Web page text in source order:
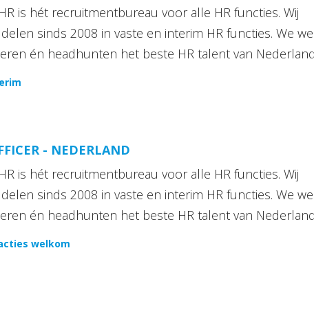
is hét recruitmentbureau voor alle HR functies. Wij
sinds 2008 in vaste en interim HR functies. We
én headhunten het beste HR talent van
- NEDERLAND
is hét recruitmentbureau voor alle HR functies. Wij
sinds 2008 in vaste en interim HR functies. We
én headhunten het beste HR talent van
welkom